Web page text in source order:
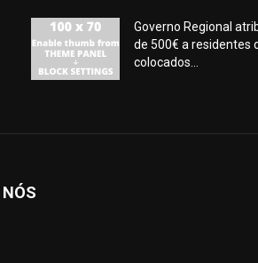
Governo Regional
de 500€ a residentes
colocados...
NÓS